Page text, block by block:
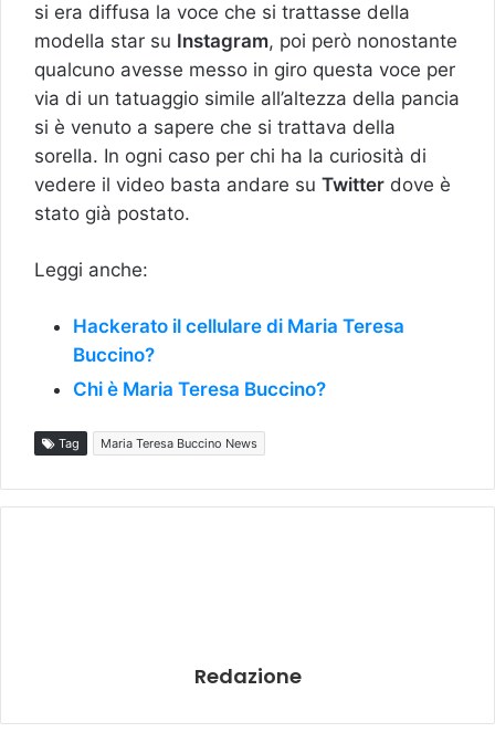
si era diffusa la voce che si trattasse della
modella star su Instagram, poi però nonostante
qualcuno avesse messo in giro questa voce per
via di un tatuaggio simile all’altezza della pancia
si è venuto a sapere che si trattava della
sorella. In ogni caso per chi ha la curiosità di
vedere il video basta andare su Twitter dove è
stato già postato.
Leggi anche:
Hackerato il cellulare di Maria Teresa
Buccino?
Chi è Maria Teresa Buccino?
Tag Maria Teresa Buccino News
Redazione